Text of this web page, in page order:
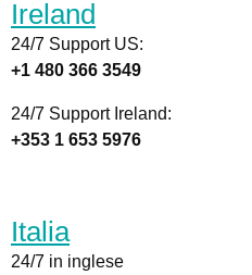
Ireland
24/7 Support US:
+1 480 366 3549
24/7 Support Ireland:
+353 1 653 5976
Italia
24/7 in inglese